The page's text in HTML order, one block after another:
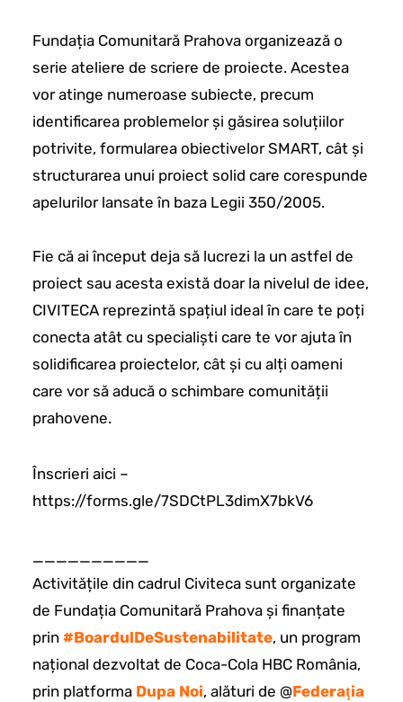
Fundația Comunitară Prahova organizează o
serie ateliere de scriere de proiecte. Acestea
vor atinge numeroase subiecte, precum
identificarea problemelor și găsirea soluțiilor
potrivite, formularea obiectivelor SMART, cât și
structurarea unui proiect solid care corespunde
apelurilor lansate în baza Legii 350/2005.
Fie că ai început deja să lucrezi la un astfel de
proiect sau acesta există doar la nivelul de idee,
CIVITECA reprezintă spațiul ideal în care te poți
conecta atât cu specialiști care te vor ajuta în
solidificarea proiectelor, cât și cu alți oameni
care vor să aducă o schimbare comunității
prahovene.
Înscrieri aici –
https://forms.gle/7SDCtPL3dimX7bkV6
__________
Activitățile din cadrul Civiteca sunt organizate
de Fundația Comunitară Prahova și finanțate
prin #BoardulDeSustenabilitate, un program
național dezvoltat de Coca-Cola HBC România,
prin platforma Dupa Noi, alături de @Federaţia